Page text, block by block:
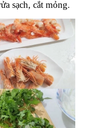
sạch, cắt mỏng.